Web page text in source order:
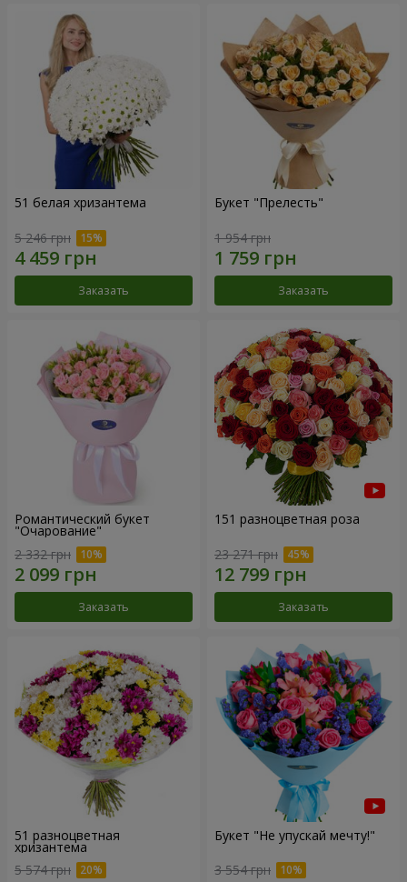
51 белая хризантема
5 246 грн
Заказать
Букет "Прелесть"
1 954 грн
Заказать
Романтический букет
"Очарование"
2 332 грн
Заказать
151 разноцветная роза
23 271 грн
Заказать
51 разноцветная
хризантема
5 574 грн
Букет "Не упускай мечту!"
3 554 грн